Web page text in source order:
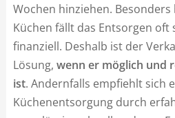
Wochen hinziehen.
Küchen fällt das Entsorgen
finanziell. Deshalb ist der
Lösung, wenn er möglich und
ist. Andernfalls empfiehlt sich
Küchenentsorgung durch